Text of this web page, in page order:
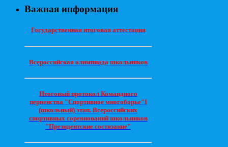
Важная информация
Государственная итоговая аттестация
Всероссийская олимпиада школьников
Итоговый протокол Командного
первенства "Спортивное многоборье"I
(школьный) этап. Всероссийских
спортивных соревнований школьников
"Президентские состязание"